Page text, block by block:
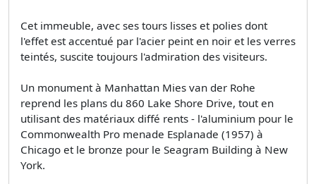
Cet immeuble, avec ses tours lisses et polies dont
l'effet est accentué par l'acier peint en noir et les verres
teintés, suscite toujours l'admiration des visiteurs.
Un monument à Manhattan Mies van der Rohe
reprend les plans du 860 Lake Shore Drive, tout en
utilisant des matériaux diffé­ rents - l'aluminium pour le
Commonwealth Pro­ menade Esplanade (1957) à
Chicago et le bronze pour le Seagram Building à New
York.